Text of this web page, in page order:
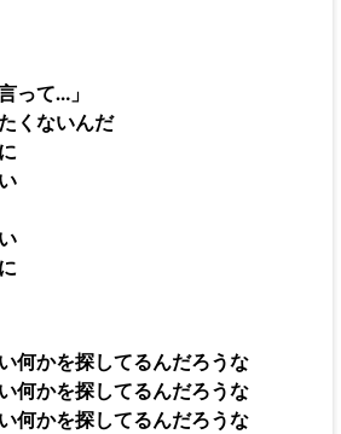
って…」
くないんだ
何かを探してるんだろうな
何かを探してるんだろうな
何かを探してるんだろうな